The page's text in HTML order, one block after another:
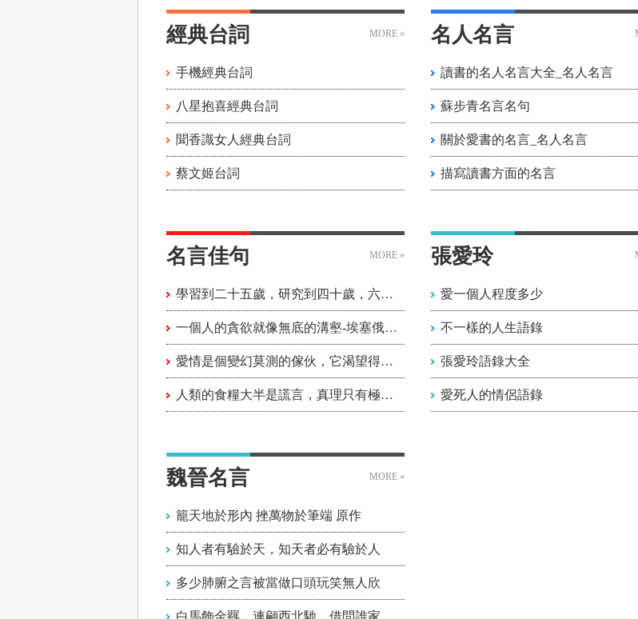
經典台詞 MORE »
手機經典台詞
八星抱喜經典台詞
聞香識女人經典台詞
蔡文姬台詞
名人名言
讀書的名人名言大全_名人名言
蘇步青名言名句
關於愛書的名言_名人名言
描寫讀書方面的名言
名言佳句 MORE »
學習到二十五歲，研究到四十歲，六十歲之前完
一個人的貪欲就像無底的溝壑-埃塞俄比亞
愛情是個變幻莫測的傢伙，它渴望得到一切，卻
人類的食糧大半是謊言，真理只有極少的一點。
張愛玲
愛一個人程度多少
不一樣的人生語錄
張愛玲語錄大全
愛死人的情侶語錄
魏晉名言 MORE »
籠天地於形內 挫萬物於筆端 原作
知人者有驗於天，知天者必有驗於人
多少肺腑之言被當做口頭玩笑無人欣